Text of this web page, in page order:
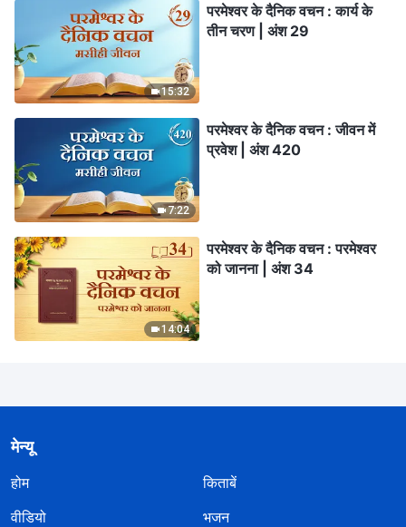
15:32
परमेश्वर के दैनिक वचन : कार्य के
तीन चरण | अंश 29
7:22
परमेश्वर के दैनिक वचन : जीवन में
प्रवेश | अंश 420
14:04
परमेश्वर के दैनिक वचन : परमेश्वर
को जानना | अंश 34
मेन्यू
होम
किताबें
वीडियो
भजन